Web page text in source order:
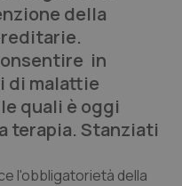
della
in
di malattie
quali è oggi
terapia. Stanziati
l'obbligatorietà della